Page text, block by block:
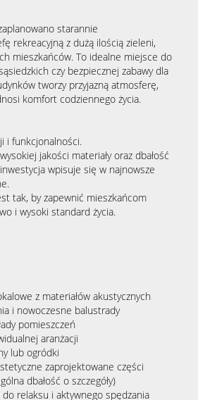
starannie
rekreacyjną z dużą ilością zieleni,
mieszkańców. To idealne miejsce do
czy bezpiecznej zabawy dla
tworzy przyjazną atmosferę,
komfort codziennego życia.
i funkcjonalności.
jakości materiały oraz dbałość
wpisuje się w najnowsze
tak, by zapewnić mieszkańcom
i wysoki standard życia.
z materiałów akustycznych
i nowoczesne balustrady
pomieszczeń
aranżacji
lub ogródki
zaprojektowane części
dbałość o szczegóły)
relaksu i aktywnego spędzania